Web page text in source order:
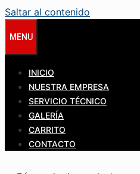
Saltar al contenido
MENU
INICIO
NUESTRA EMPRESA
SERVICIO TÉCNICO
GALERÍA
CARRITO
CONTACTO